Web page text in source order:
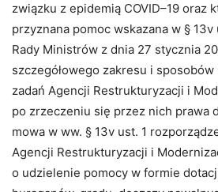
związku z epidemią COVID–19 oraz
przyznana pomoc wskazana w §
Rady Ministrów z dnia 27 stycznia
szczegółowego zakresu i
zadań Agencji Restrukturyzacji i
po zrzeczeniu się przez nich prawa
mowa w ww. § 13v ust. 1
Agencji Restrukturyzacji i
o udzielenie pomocy w formie